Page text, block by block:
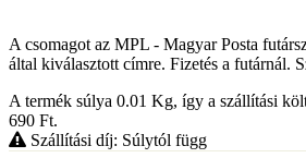
A csomagot az MPL - Magyar Posta
által kiválasztott címre. Fizetés a futárnál.
A termék súlya 0.01 Kg, így a szállítási
690 Ft.
Szállítási díj: Súlytól függ